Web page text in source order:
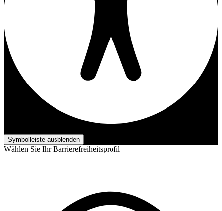
Symbolleiste ausblenden
Wählen Sie Ihr Barrierefreiheitsprofil